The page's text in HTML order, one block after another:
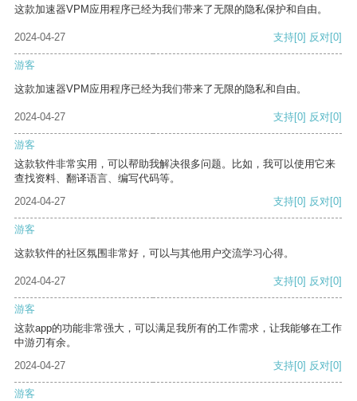
这款加速器VPM应用程序已经为我们带来了无限的隐私保护和自由。
2024-04-27 支持[0] 反对[0]
游客
这款加速器VPM应用程序已经为我们带来了无限的隐私和自由。
2024-04-27 支持[0] 反对[0]
游客
这款软件非常实用，可以帮助我解决很多问题。比如，我可以使用它来
查找资料、翻译语言、编写代码等。
2024-04-27
支持[0] 反对[0]
游客
这款软件的社区氛围非常好，可以与其他用户交流学习心得。
2024-04-27 支持[0] 反对[0]
游客
这款app的功能非常强大，可以满足我所有的工作需求，让我能够在工作
中游刃有余。
2024-04-27
支持[0] 反对[0]
游客